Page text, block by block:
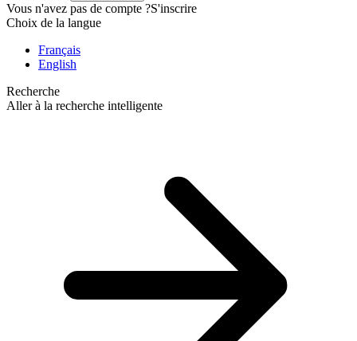
Vous n'avez pas de compte ?S'inscrire
Choix de la langue
Français
English
Recherche
Aller à la recherche intelligente